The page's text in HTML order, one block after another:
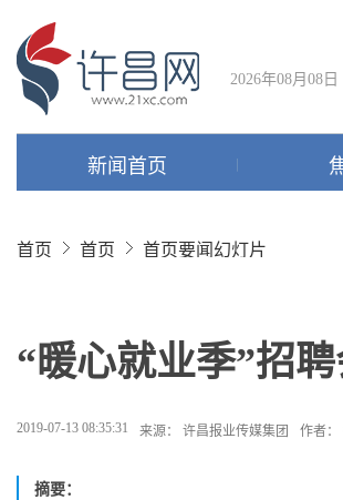
2026年08月08
新闻首页
首页 首页 首页要闻幻灯片
“暖心就业季”招
2019-07-13 08:35:31 来源： 许昌报业传媒集团 作者：
摘要：